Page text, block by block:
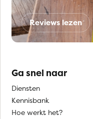
Reviews lezen
Ga snel naar
Diensten
Kennisbank
Hoe werkt het?